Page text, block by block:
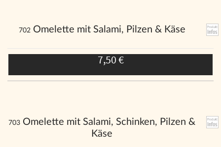
702 Omelette mit Salami, Pilzen & Käse
7,50 €
703 Omelette mit Salami, Schinken, Pilzen &
Käse